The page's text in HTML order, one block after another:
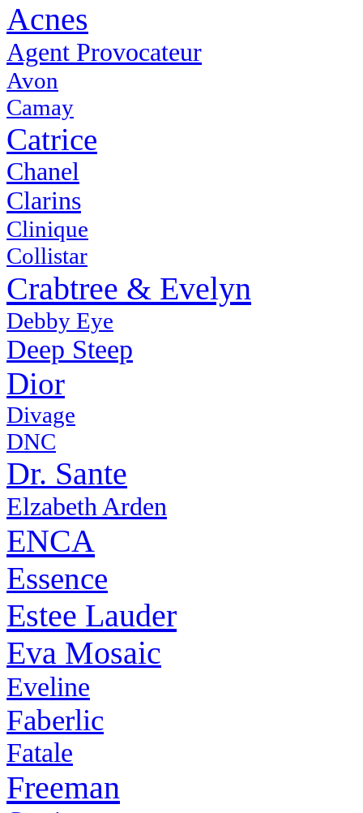
Acnes
Agent Provocateur
Avon
Camay
Catrice
Chanel
Clarins
Clinique
Collistar
Crabtree & Evelyn
Debby Eye
Deep Steep
Dior
Divage
DNC
Dr. Sante
Elzabeth Arden
ENCA
Essence
Estee Lauder
Eva Mosaic
Eveline
Faberlic
Fatale
Freeman